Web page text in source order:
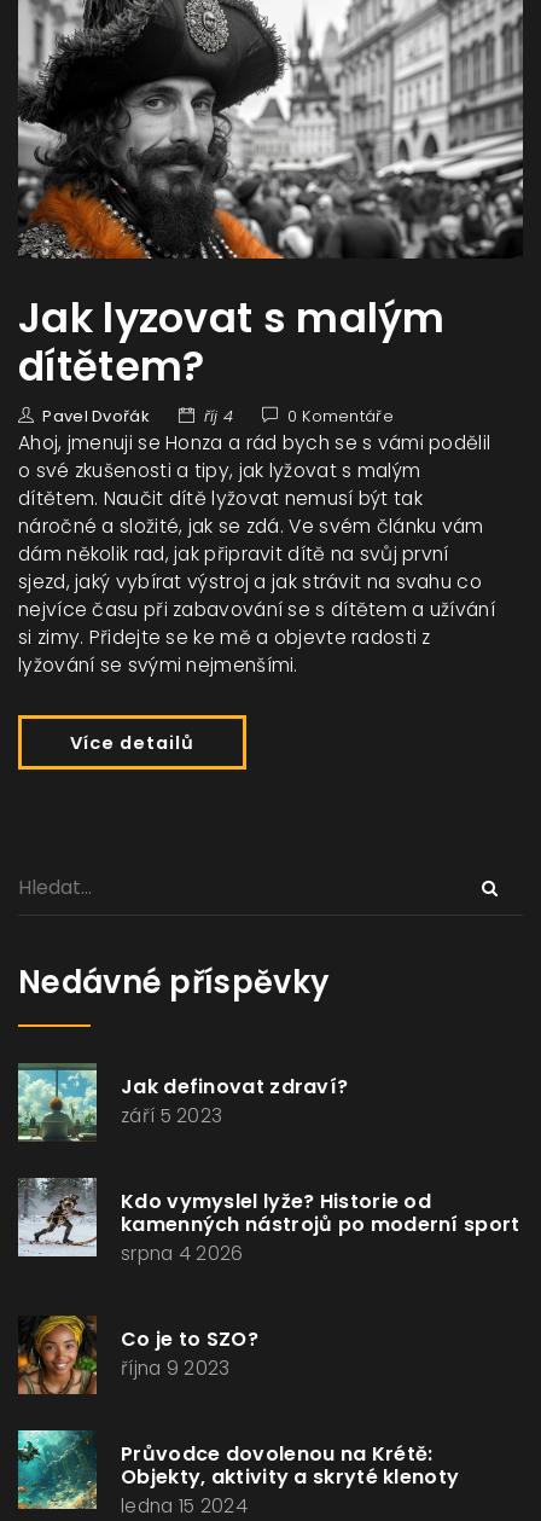
Jak lyzovat s malým
dítětem?
Pavel Dvořák říj 4 0 Komentáře
Ahoj, jmenuji se Honza a rád bych se s vámi podělil
o své zkušenosti a tipy, jak lyžovat s malým
dítětem. Naučit dítě lyžovat nemusí být tak
náročné a složité, jak se zdá. Ve svém článku vám
dám několik rad, jak připravit dítě na svůj první
sjezd, jaký vybírat výstroj a jak strávit na svahu co
nejvíce času při zabavování se s dítětem a užívání
si zimy. Přidejte se ke mě a objevte radosti z
lyžování se svými nejmenšími.
Více detailů
Nedávné příspěvky
Jak definovat zdraví?
září 5 2023
Kdo vymyslel lyže? Historie od
kamenných nástrojů po moderní sport
srpna 4 2026
Co je to SZO?
října 9 2023
Průvodce dovolenou na Krétě:
Objekty, aktivity a skryté klenoty
ledna 15 2024